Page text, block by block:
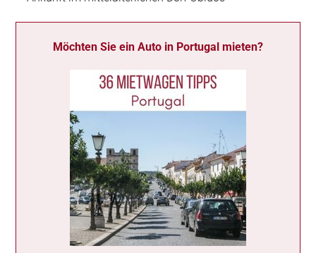
Möchten Sie ein Auto in Portugal mieten?